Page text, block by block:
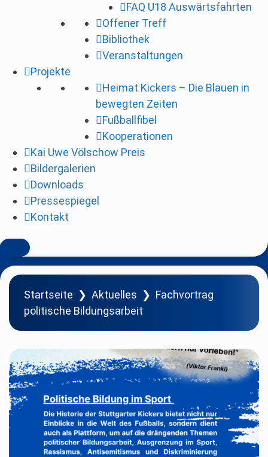
FAQ U18 Auswärtsfahrten
Offener Treff
Bibliothek
Veranstaltungen
Projekte
Heimat Kickers – Die Blauen in
bewegten Zeiten
Fußballfibel
Kooperationen
Kai Uwe Völschow Preis
Bildergalerien
Downloads
Pressespiegel
Kontakt
Startseite ❯ Aktuelles ❯ Fachvortrag
politische Bildungsarbeit